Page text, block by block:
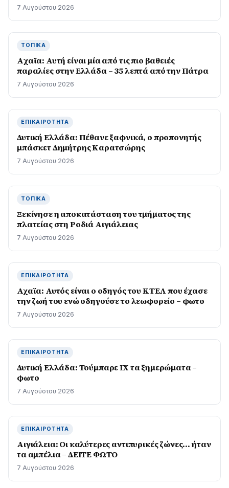
7 Αυγούστου 2026
ΤΟΠΙΚΆ
Aχαϊα: Αυτή είναι μία από τις πιο βαθειές
παραλίες στην Ελλάδα – 35 λεπτά από την Πάτρα
7 Αυγούστου 2026
ΕΠΙΚΑΙΡΌΤΗΤΑ
Δυτική Ελλάδα: Πέθανε ξαφνικά, ο προπονητής
μπάσκετ Δημήτρης Καρατσώρης
7 Αυγούστου 2026
ΤΟΠΙΚΆ
Ξεκίνησε η αποκατάσταση του τμήματος της
πλατείας στη Ροδιά Αιγιάλειας
7 Αυγούστου 2026
ΕΠΙΚΑΙΡΌΤΗΤΑ
Αχαϊα: Αυτός είναι ο οδηγός του ΚΤΕΛ που έχασε
την ζωή του ενώ οδηγούσε το λεωφορείο – φωτο
7 Αυγούστου 2026
ΕΠΙΚΑΙΡΌΤΗΤΑ
Δυτική Ελλάδα: Τούμπαρε ΙΧ τα ξημερώματα –
φωτο
7 Αυγούστου 2026
ΕΠΙΚΑΙΡΌΤΗΤΑ
Αιγιάλεια: Οι καλύτερες αντιπυρικές ζώνες… ήταν
τα αμπέλια – ΔΕΙΤΕ ΦΩΤΟ
7 Αυγούστου 2026